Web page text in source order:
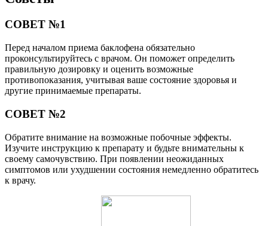
СОВЕТ №1
Перед началом приема баклофена обязательно
проконсультируйтесь с врачом. Он поможет определить
правильную дозировку и оценить возможные
противопоказания, учитывая ваше состояние здоровья и
другие принимаемые препараты.
СОВЕТ №2
Обратите внимание на возможные побочные эффекты.
Изучите инструкцию к препарату и будьте внимательны к
своему самочувствию. При появлении неожиданных
симптомов или ухудшении состояния немедленно обратитесь
к врачу.